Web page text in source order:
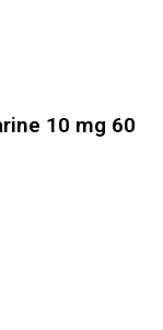
10 mg 60